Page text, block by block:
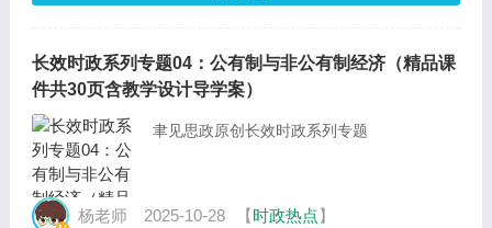
长效时政系列专题04：公有制与非公有制经济（精品课
件共30页含教学设计导学案）
聿见思政原创长效时政系列专题
杨老师 2025-10-28 【时政热点】